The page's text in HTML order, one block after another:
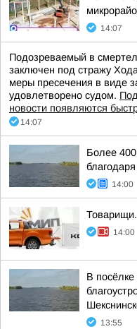
14:07
Подозреваемый в
заключен под стражу
меры пресечения в виде
удовлетворено судом.
новости появляются
14:07
Более
14:00
14:00
В
13:55